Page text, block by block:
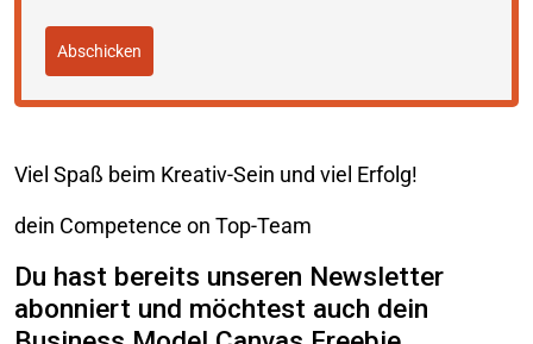
Abschicken
Viel Spaß beim Kreativ-Sein und viel Erfolg!
dein Competence on Top-Team
Du hast bereits unseren Newsletter
abonniert und möchtest auch dein